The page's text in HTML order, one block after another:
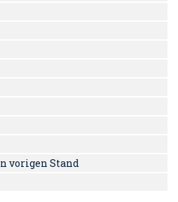
vorigen Stand